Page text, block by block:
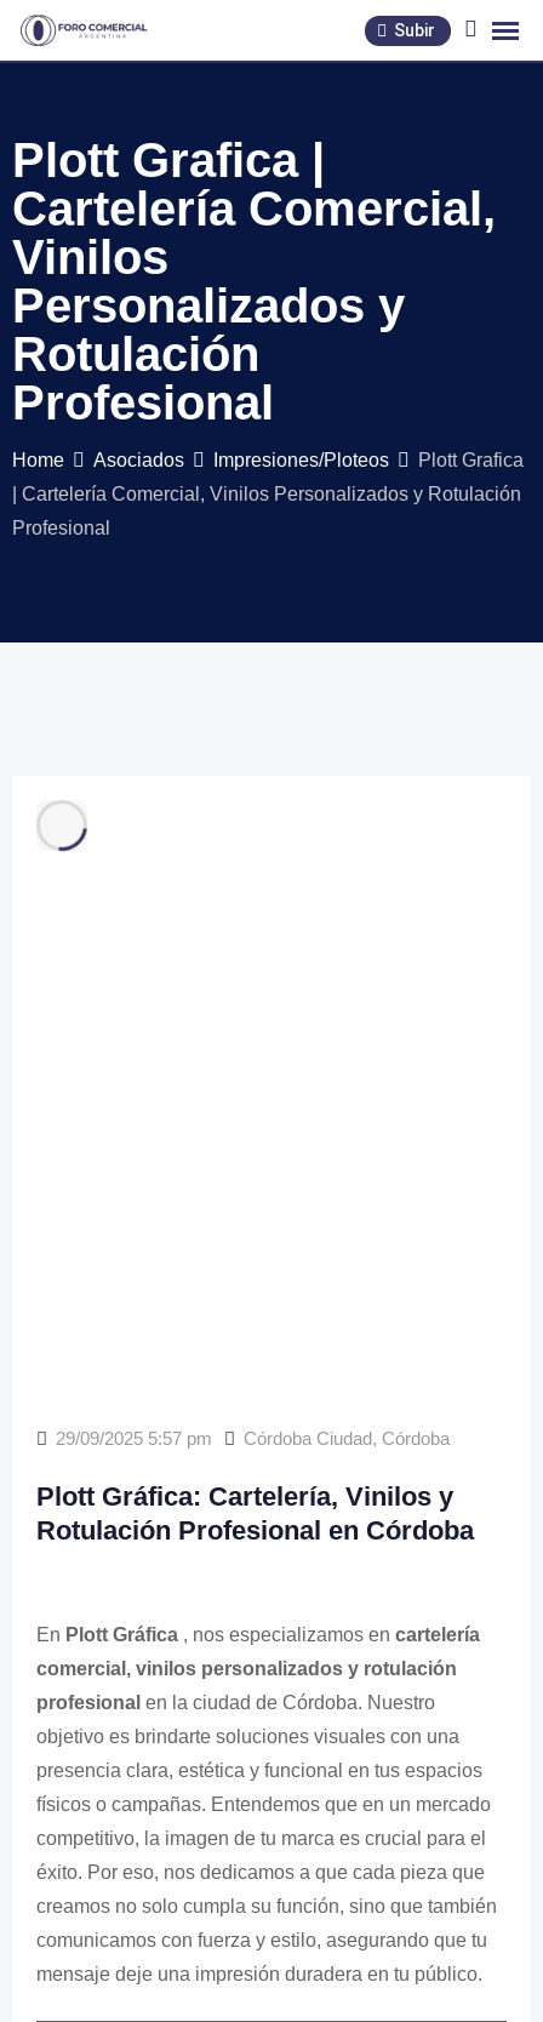
Skip
Subir
Plott Grafica |
Cartelería Comercial,
Vinilos
Personalizados y
Rotulación
Profesional
Home Asociados Impresiones/Ploteos
Plott Grafica
| Cartelería Comercial, Vinilos Personalizados y Rotulación
Profesional
29/09/2025 5:57 pm Córdoba Ciudad, Córdoba
Plott Gráfica: Cartelería, Vinilos y
Rotulación Profesional en Córdoba
En Plott Gráfica , nos especializamos en cartelería
comercial, vinilos personalizados y rotulación
profesional en la ciudad de Córdoba. Nuestro
objetivo es brindarte soluciones visuales con una
presencia clara, estética y funcional en tus espacios
físicos o campañas. Entendemos que en un mercado
competitivo, la imagen de tu marca es crucial para el
éxito. Por eso, nos dedicamos a que cada pieza que
creamos no solo cumpla su función, sino que también
comunicamos con fuerza y ​​estilo, asegurando que tu
mensaje deje una impresión duradera en tu público.